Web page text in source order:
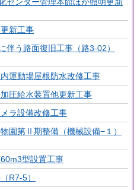
新工事
伴う路面復旧工事（路3-02）
運動場屋根防水改修工事
圧給水装置他更新工事
ラ設備改修工事
園第Ⅱ期整備（機械設備−１）
型設置工事
R7-5）